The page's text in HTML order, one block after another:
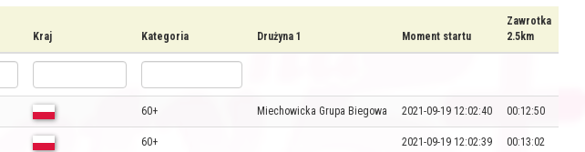
Kraj Kategoria Drużyna 1 Moment startu
Zawrotka
2.5km
60+ Miechowicka Grupa Biegowa 2021-09-19 12:02:40 00:12:50
60+ 2021-09-19 12:02:39 00:13:02